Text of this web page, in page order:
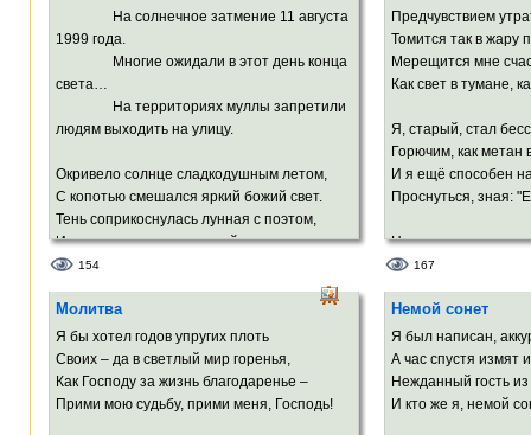
Сложил я их в души кошель,
И на земле обетованной
Вдохнул вдруг леса запах пряный.
Руками огненными
Шипы вонзает
На солнечное затмение 11 августа
1999 года.
Многие ожидали в этот день конца
света…
На территориях муллы запретили
людям выходить на улицу.
Окривело солнце сладкодушным летом,
С копотью смешался яркий божий свет.
Тень соприкоснулась лунная с поэтом,
И родился этот солнечный сонет.
Давится в азарте, как в последний раз…
Солнца шарик шарит, весь покрытый
сажей,
В темноте по небу, будто ищет нас.
154
Предчувствием
Томится так в жару
Мерещится мне
Как свет в тумане,
Я, старый, стал
Горючим, как метан
И я ещё способен
Проснуться, зная:
Но ты – ты в
Спешишь,
хрупким,
А я мечтаю о
Твой может лопнуть
И мой сопьётся на
167
Молитва
Я бы хотел годов упругих плоть
Своих – да в светлый мир горенья,
Как Господу за жизнь благодаренье –
Прими мою судьбу, прими меня, Господь!
Немой сонет
Я был написан,
А час спустя измят
Нежданный гость
И кто же я, немой